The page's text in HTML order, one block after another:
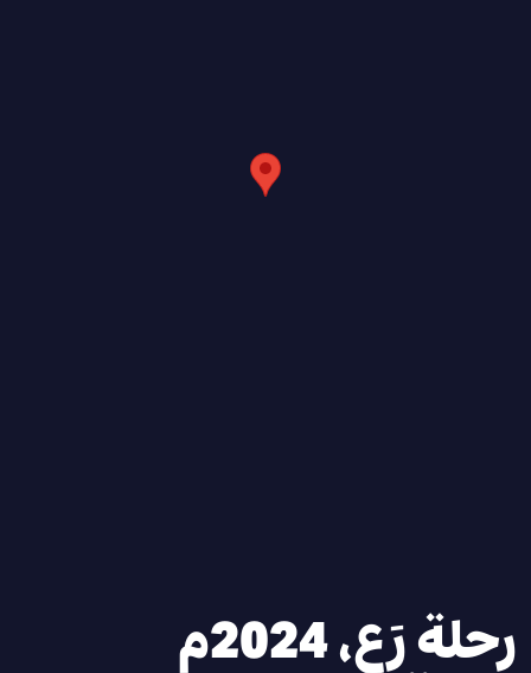
رحلة رَع، 2024م